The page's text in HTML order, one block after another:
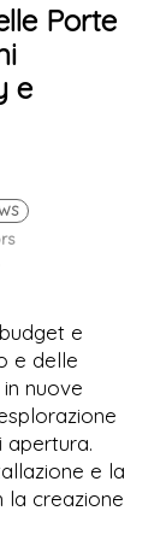
Porte
e
e
e delle
nuove
apertura.
e la
la creazione